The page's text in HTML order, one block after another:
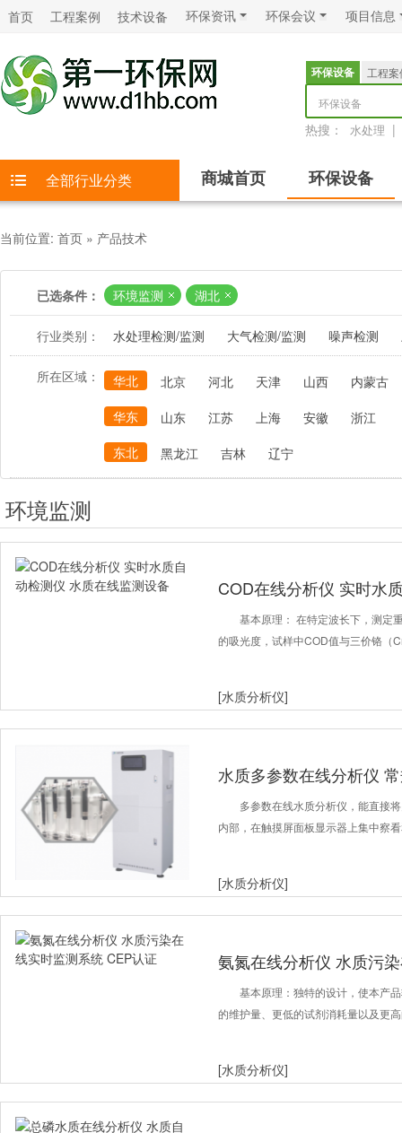
首页 工程案例 技术设备 环保资讯 环保会议 项目信息
环保设备
工程案
环保设备
热搜： 水处理 |
全部行业分类 商城首页 环保设备
当前位置: 首页 » 产品技术
已选条件： 环境监测 湖北
行业类别： 水处理检测/监测 大气检测/监测 噪声检测
所在区域： 华北 北京 河北 天津 山西
内蒙古
华东
山东 江苏 上海 安徽
浙江
东北
黑龙江 吉林 辽宁
环境监测
COD在线分析仪 实时水
设备基本原理： 在特定波长下，测定
的吸光度，试样中COD值与三价铬（
[水质分析仪]
水质多参数在线分析仪
绿藻多参数在线水质分析仪，能直接
内部，在触摸屏面板显示器上集中察
[水质分析仪]
氨氮在线分析仪 水质污
基本原理：独特的设计，使本产
的维护量、更低的试剂消耗量以及更
[水质分析仪]